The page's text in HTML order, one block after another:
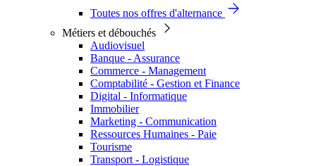
Toutes nos offres d'alternance
Métiers et débouchés
Audiovisuel
Banque - Assurance
Commerce - Management
Comptabilité - Gestion et Finance
Digital - Informatique
Immobilier
Marketing - Communication
Ressources Humaines - Paie
Tourisme
Transport - Logistique